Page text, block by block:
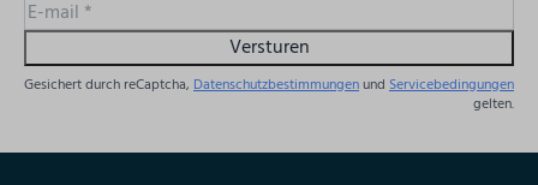
Versturen
Gesichert durch reCaptcha, Datenschutzbestimmungenund Servicebedingungen
gelten.